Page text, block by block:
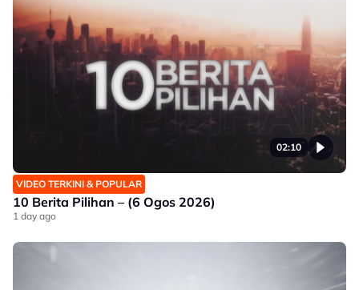
02:10
VIDEO TERKINI & POPULAR
10 Berita Pilihan – (6 Ogos 2026)
1 day ago